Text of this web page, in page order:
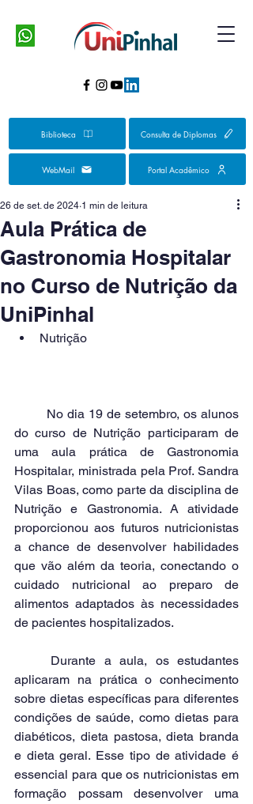
Biblioteca Consulta de Diplomas
WebMail Portal Acadêmico
Aula Prática de
Gastronomia Hospitalar
no Curso de Nutrição da
UniPinhal
26 de set. de 2024 1 min de leitura
Nutrição
do curso de Nutrição participaram de
uma aula prática de Gastronomia
Hospitalar, ministrada pela Prof. Sandra
Vilas Boas, como parte da disciplina de
Nutrição e Gastronomia. A atividade
proporcionou aos futuros nutricionistas
a chance de desenvolver habilidades
que vão além da teoria, conectando o
cuidado nutricional ao preparo de
alimentos adaptados às necessidades
de pacientes hospitalizados.
aplicaram na prática o conhecimento
sobre dietas específicas para diferentes
condições de saúde, como dietas para
diabéticos, dieta pastosa, dieta branda
e dieta geral. Esse tipo de atividade é
essencial para que os nutricionistas em
formação possam desenvolver uma